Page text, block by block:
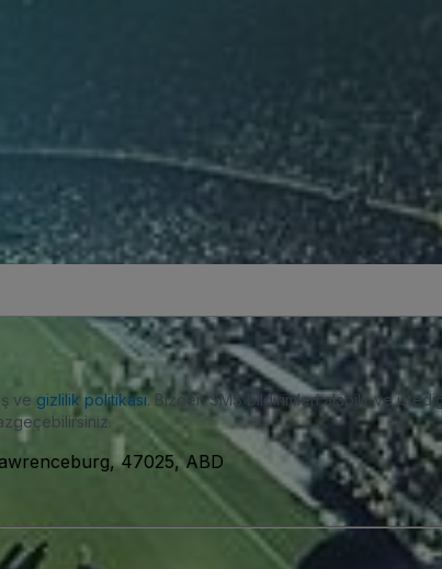
ve gizlilik politikası. Bizden SMS bildirimleri alabilir ve
47025, ABD